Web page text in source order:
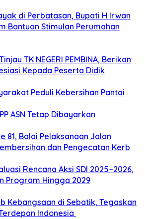
di Perbatasan, Bupati H Irwan
Bantuan Stimulan Perumahan
TK NEGERI PEMBINA, Berikan
Kepada Peserta Didik
Peduli Kebersihan Pantai
ASN Tetap Dibayarkan
81, Balai Pelaksanaan Jalan
dan Pengecatan Kerb
Rencana Aksi SDI 2025–2026,
Program Hingga 2029
Kebangsaan di Sebatik, Tegaskan
Indonesia